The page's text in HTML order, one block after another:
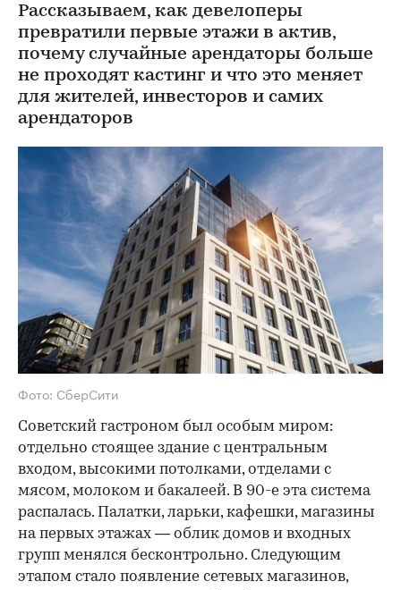
Рассказываем, как девелоперы
превратили первые этажи в актив,
почему случайные арендаторы больше
не проходят кастинг и что это меняет
для жителей, инвесторов и самих
арендаторов
Фото: СберСити
Советский гастроном был особым миром:
отдельно стоящее здание с центральным
входом, высокими потолками, отделами с
мясом, молоком и бакалеей. В 90-е эта система
распалась. Палатки, ларьки, кафешки, магазины
на первых этажах — облик домов и входных
групп менялся бесконтрольно. Следующим
этапом стало появление сетевых магазинов,